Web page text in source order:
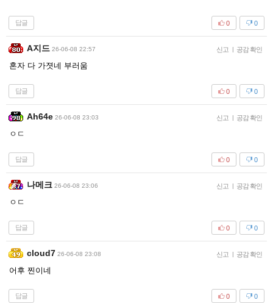
답글 0
0
A지드 26-06-08 22:57 신고 | 공감 확인
혼자 다 가졋네 부러움
답글 0
0
Ah64e 26-06-08 23:03 신고 | 공감 확인
ㅇㄷ
답글 0
0
나메크 26-06-08 23:06 신고 | 공감 확인
ㅇㄷ
답글 0
0
cloud7 26-06-08 23:08 신고 | 공감 확인
어후 찐이네
답글 0
0